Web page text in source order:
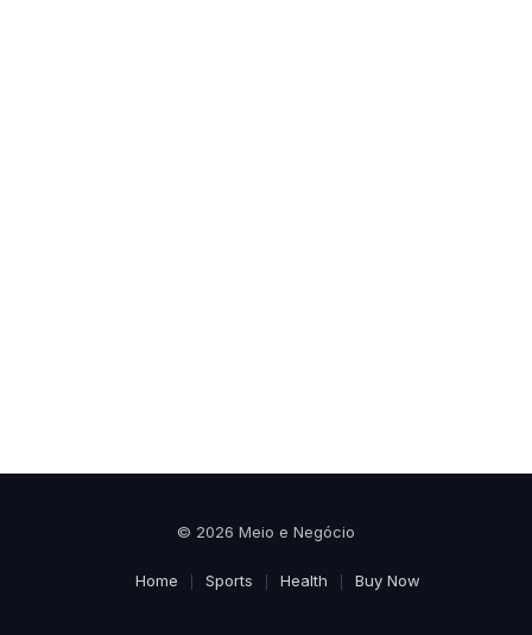
© 2026 Meio e Negócio
Home Sports Health Buy Now